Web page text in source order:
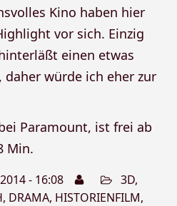
Kino haben hier
vor sich. Einzig
einen etwas
daher würde ich eher zur
Paramount, ist frei ab
Min.
- 16:08 3D,
, DRAMA, HISTORIENFILM,